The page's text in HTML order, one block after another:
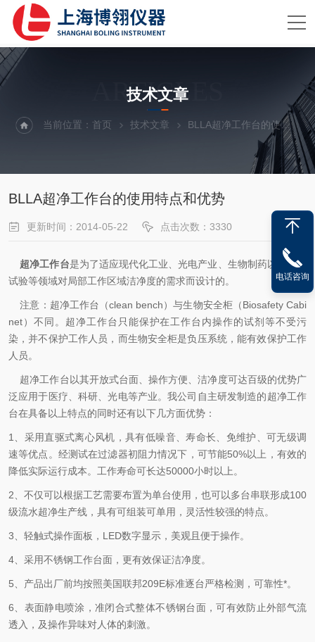
ARTICLES
技术文章
当前位置：首页 技术文章 BLLA超净工作台的使用特点和优势
BLLA超净工作台的使用特点和优势
更新时间：2014-05-22 点击次数：3330
超净工作台是为了适应现代化工业、光电产业、生物制药以及科研
试验等领域对局部工作区域洁净度的需求而设计的。
注意：超净工作台（clean bench）与生物安全柜（Biosafety Cabi
net）不同。超净工作台只能保护在工作台内操作的试剂等不受污
染，并不保护工作人员，而生物安全柜是负压系统，能有效保护工作
人员。
超净工作台以其开放式台面、操作方便、洁净度可达百级的优势广
泛应用于医疗、科研、光电等产业。我公司自主研发制造的超净工作
台在具备以上特点的同时还有以下几方面优势：
1、采用直驱式离心风机，具有低噪音、寿命长、免维护、可无级调
速等优点。经测试在过滤器初阻力情况下，可节能50%以上，有效的
降低实际运行成本。工作寿命可长达50000小时以上。
2、不仅可以根据工艺需要布置为单台使用，也可以多台串联形成100
级流水超净生产线，具有可组装可单用，灵活性较强的特点。
3、轻触式操作面板，LED数字显示，美观且便于操作。
4、采用不锈钢工作台面，更有效保证洁净度。
5、产品出厂前均按照美国联邦209E标准逐台严格检测，可靠性*。
6、表面静电喷涂，准闭合式整体不锈钢台面，可有效防止外部气流
透入，及操作异味对人体的刺激。
电话咨询